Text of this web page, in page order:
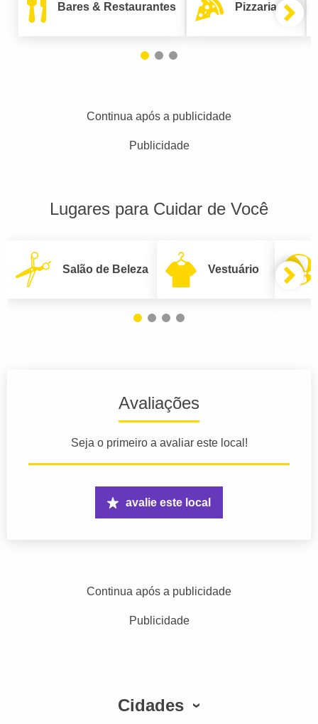
Bares & Restaurantes Pizzarias
Continua após a publicidade
Publicidade
Lugares para Cuidar de Você
Salão de Beleza Vestuário
Avaliações
Seja o primeiro a avaliar este local!
avalie este local
Continua após a publicidade
Publicidade
Cidades